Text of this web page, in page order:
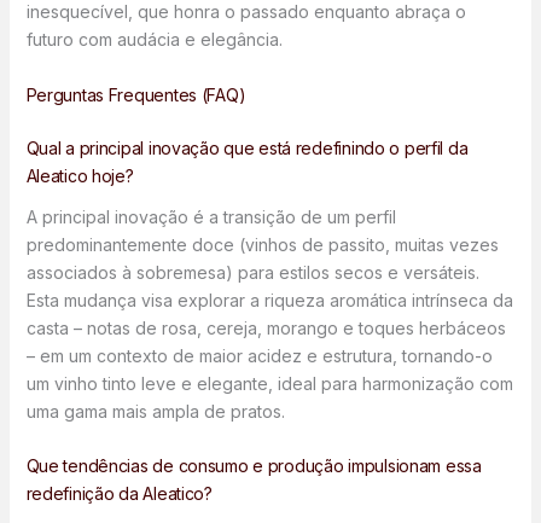
inesquecível, que honra o passado enquanto abraça o
futuro com audácia e elegância.
Perguntas Frequentes (FAQ)
Qual a principal inovação que está redefinindo o perfil da
Aleatico hoje?
A principal inovação é a transição de um perfil
predominantemente doce (vinhos de passito, muitas vezes
associados à sobremesa) para estilos secos e versáteis.
Esta mudança visa explorar a riqueza aromática intrínseca da
casta – notas de rosa, cereja, morango e toques herbáceos
– em um contexto de maior acidez e estrutura, tornando-o
um vinho tinto leve e elegante, ideal para harmonização com
uma gama mais ampla de pratos.
Que tendências de consumo e produção impulsionam essa
redefinição da Aleatico?